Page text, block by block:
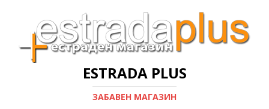
ESTRADA PLUS
ЗАБАВЕН МАГАЗИН